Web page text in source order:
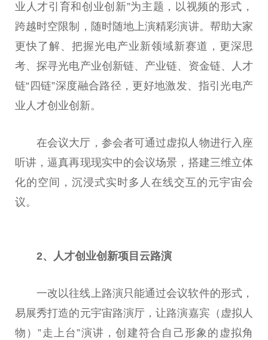
业人才引育和创业创新”为主题，以视频的形式，
跨越时空限制，随时随地上演精彩演讲。帮助大家
更快了解、把握光电产业新领域新赛道，更深思
考、探寻光电产业创新链、产业链、资金链、人才
链“四链”深度融合路径，更好地激发、指引光电产
业人才创业创新。
在会议大厅，参会者可通过虚拟人物进行入座
听讲，逼真再现现实中的会议场景，搭建三维⽴体
化的空间，沉浸式实时多人在线交互的元宇宙会
议。
2、 人才创业创新项目云路演
一改以往线上路演只能通过会议软件的形式，
易展秀打造的元宇宙路演厅，让路演嘉宾（虚拟人
物）”走上台”演讲，创建符合自己形象的虚拟角